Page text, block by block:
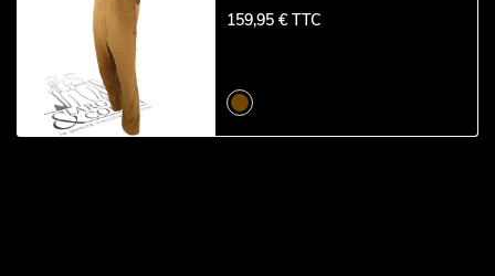
159,95 € TTC